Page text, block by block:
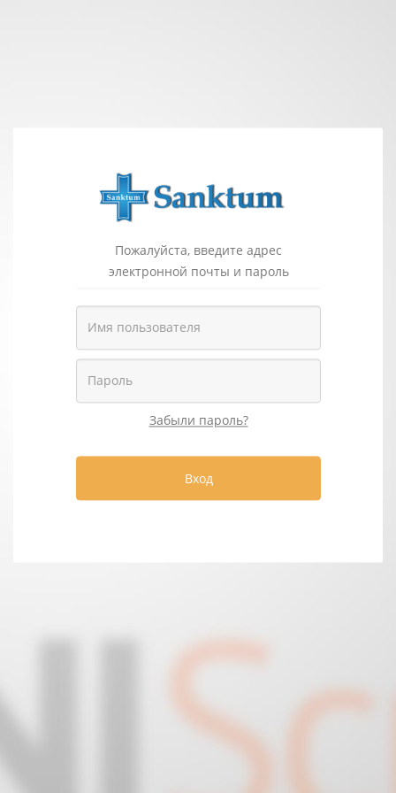
Пожалуйста, введите адрес
электронной почты и пароль
Забыли пароль?